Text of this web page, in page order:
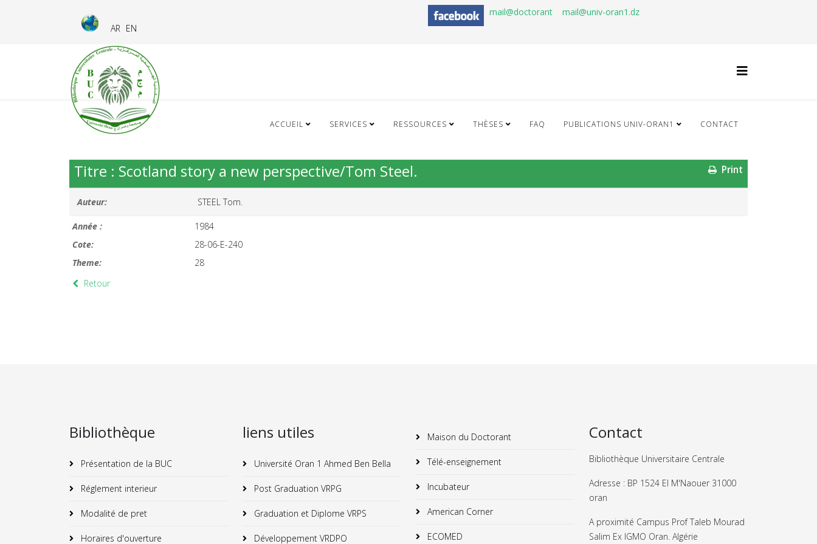
AR EN
mail@doctorant mail@univ-oran1.dz
ACCUEIL SERVICES RESSOURCES THÈSES FAQ PUBLICATIONS UNIV-ORAN1 CONTACT
Print
Titre : Scotland story a new perspective/Tom Steel.
Auteur: STEEL Tom.
Année :
1984
Cote:
28-06-E-240
Theme:
28
Retour
Bibliothèque
Présentation de la BUC
Réglement interieur
Modalité de pret
Horaires d'ouverture
liens utiles
Université Oran 1 Ahmed Ben Bella
Post Graduation VRPG
Graduation et Diplome VRPS
Développement VRDPO
Maison du Doctorant
Télé-enseignement
Incubateur
American Corner
ECOMED
Contact
Bibliothèque Universitaire Centrale
Adresse : BP 1524 El M'Naouer 31000
oran
A proximité Campus Prof Taleb Mourad
Salim Ex IGMO Oran. Algérie